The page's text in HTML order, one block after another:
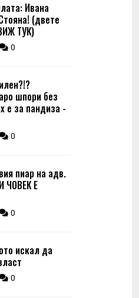
Ивана
(двете
ТУК)
0
шпори без
е за пандиза -
0
пиар на адв.
ЧОВЕК Е
0
искал да
0